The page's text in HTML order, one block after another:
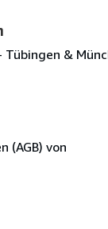
Tübingen &
(AGB) von